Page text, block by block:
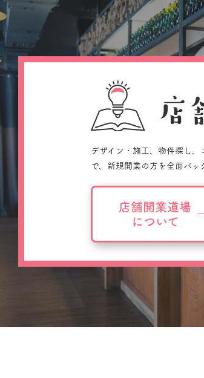
デザイン・施工、物件探し、
で、 新規開業の方を全面バッ
店舗開業道場
について